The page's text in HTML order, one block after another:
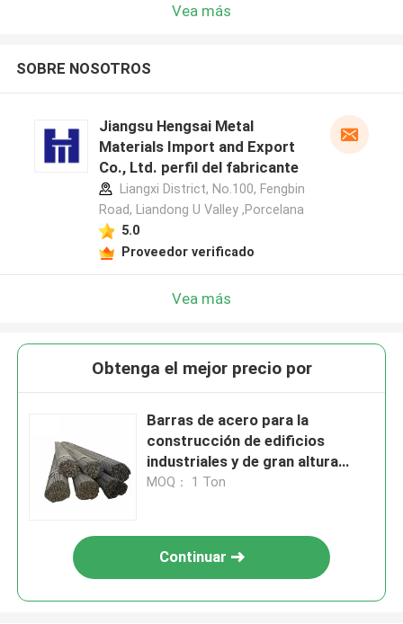
Vea más
SOBRE NOSOTROS
Jiangsu Hengsai Metal
Materials Import and Export
Co., Ltd. perfil del fabricante
Liangxi District, No.100, Fengbin
Road, Liandong U Valley ,Porcelana
5.0
Proveedor verificado
Vea más
Obtenga el mejor precio por
Barras de acero para la
construcción de edificios
industriales y de gran altura
Forma duradera y fiable
MOQ： 1 Ton
Continuar